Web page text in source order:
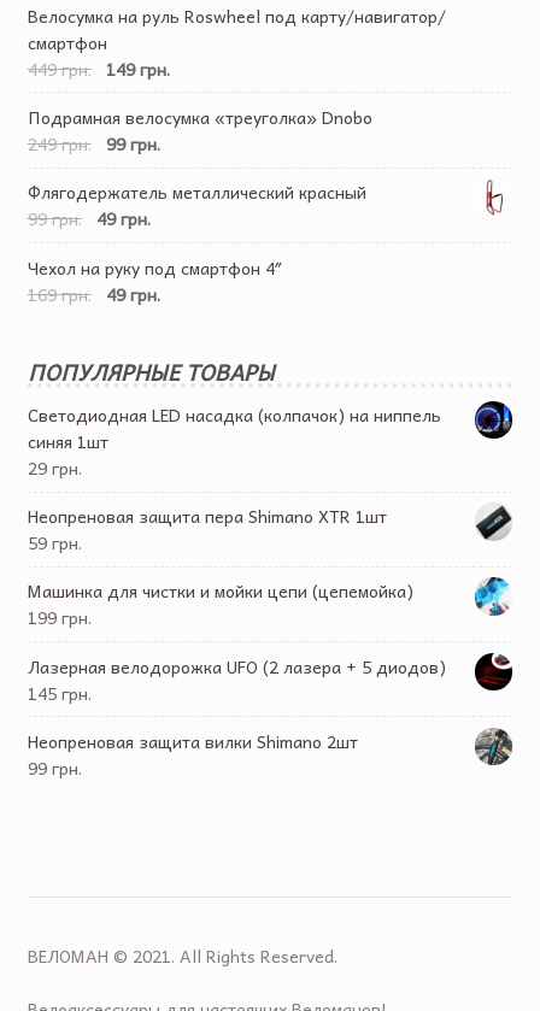
Велосумка на руль Roswheel под карту/навигатор/
смартфон
449 грн.
149 грн.
Подрамная велосумка «треуголка» Dnobo
249 грн. 99 грн.
Флягодержатель металлический красный
99 грн.
49 грн.
Чехол на руку под смартфон 4″
169 грн.
49 грн.
ПОПУЛЯРНЫЕ ТОВАРЫ
Светодиодная LED насадка (колпачок) на ниппель
синяя 1шт
29 грн.
Неопреновая защита пера Shimano XTR 1шт
59 грн.
Машинка для чистки и мойки цепи (цепемойка)
199 грн.
Лазерная велодорожка UFO (2 лазера + 5 диодов)
145 грн.
Неопреновая защита вилки Shimano 2шт
99 грн.
ВЕЛОМАН © 2021. All Rights Reserved.